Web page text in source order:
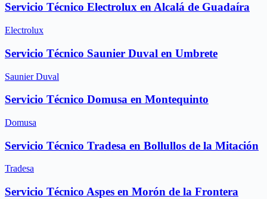
Servicio Técnico Electrolux en Alcalá de Guadaíra
Electrolux
Servicio Técnico Saunier Duval en Umbrete
Saunier Duval
Servicio Técnico Domusa en Montequinto
Domusa
Servicio Técnico Tradesa en Bollullos de la Mitación
Tradesa
Servicio Técnico Aspes en Morón de la Frontera